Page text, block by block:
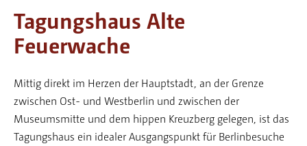
Tagungshaus Alte
Feuerwache
Mittig direkt im Herzen der Hauptstadt, an der Grenze
zwischen Ost- und Westberlin und zwischen der
Museumsmitte und dem hippen Kreuzberg gelegen, ist das
Tagungshaus ein idealer Ausgangspunkt für Berlinbesuche